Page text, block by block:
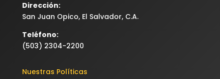
Dirección:
San Juan Opico, El Salvador, C.A.
Teléfono:
(503) 2304-2200
Nuestras Políticas